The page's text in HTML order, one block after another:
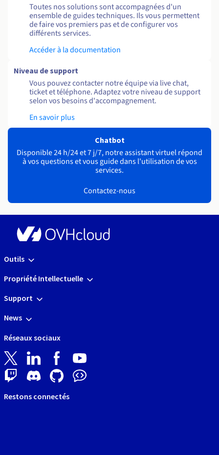
Toutes nos solutions sont accompagnées d'un
ensemble de guides techniques. Ils vous permettent
de faire vos premiers pas et de configurer vos
différents services.
Accéder à la documentation
Niveau de support
Vous pouvez contacter notre équipe via live chat,
ticket et téléphone. Adaptez votre niveau de support
selon vos besoins d'accompagnement.
En savoir plus
Chatbot
Disponible 24 h/24 et 7 j/7, notre assistant virtuel répond
à vos questions et vous guide dans l'utilisation de vos
services.
Contactez-nous
Outils
Propriété Intellectuelle
Support
News
Réseaux sociaux
Restons connectés